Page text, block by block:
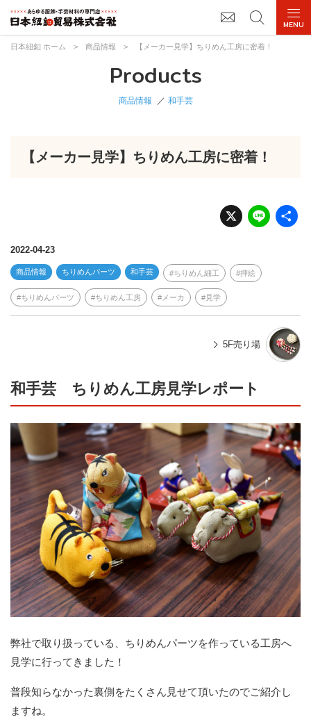
日本紐釦 ホーム > 商品情報 > 【メーカー見学】ちりめん工房に密着！
Products
商品情報 和手芸
【メーカー見学】ちりめん工房に密着！
X Li
n
2022-04-23
商品情報 ちりめんパーツ 和手芸 ちりめん細工 押絵
ちりめんパーツ ちりめん工房 メーカ 見学
5F売り場
和手芸 ちりめん工房見学レポート
弊社で取り扱っている、ちりめんパーツを作っている工房へ
見学に行ってきました！
普段知らなかった裏側をたくさん見せて頂いたのでご紹介し
ますね。